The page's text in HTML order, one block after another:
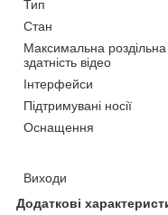
Тип
Стан
Максимальна роздільна
здатність відео
Інтерфейси
Підтримувані носії
Оснащення
Виходи
Додаткові